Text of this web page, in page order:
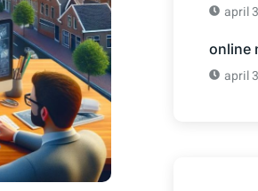
april
online
april